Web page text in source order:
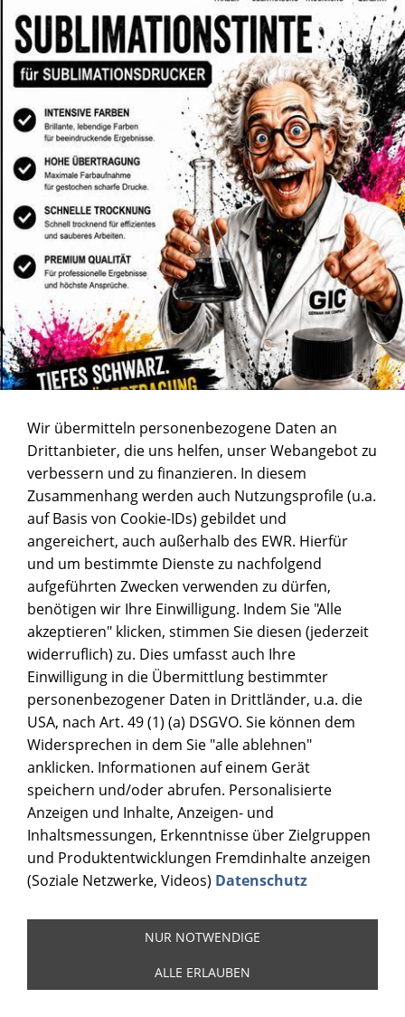
Wir übermitteln personenbezogene Daten an
Drittanbieter, die uns helfen, unser Webangebot zu
verbessern und zu finanzieren. In diesem
Zusammenhang werden auch Nutzungsprofile (u.a.
auf Basis von Cookie-IDs) gebildet und
angereichert, auch außerhalb des EWR. Hierfür
und um bestimmte Dienste zu nachfolgend
aufgeführten Zwecken verwenden zu dürfen,
benötigen wir Ihre Einwilligung. Indem Sie "Alle
akzeptieren" klicken, stimmen Sie diesen (jederzeit
widerruflich) zu. Dies umfasst auch Ihre
Einwilligung in die Übermittlung bestimmter
personenbezogener Daten in Drittländer, u.a. die
USA, nach Art. 49 (1) (a) DSGVO. Sie können dem
Widersprechen in dem Sie "alle ablehnen"
anklicken. Informationen auf einem Gerät
speichern und/oder abrufen. Personalisierte
Anzeigen und Inhalte, Anzeigen- und
Inhaltsmessungen, Erkenntnisse über Zielgruppen
und Produktentwicklungen Fremdinhalte anzeigen
(Soziale Netzwerke, Videos) Datenschutz
NUR NOTWENDIGE
ALLE ERLAUBEN